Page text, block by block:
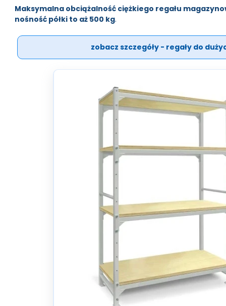
Maksymalna obciążalność ciężkiego regału
nośność półki to aż 500 kg.
zobacz szczegóły - regały do